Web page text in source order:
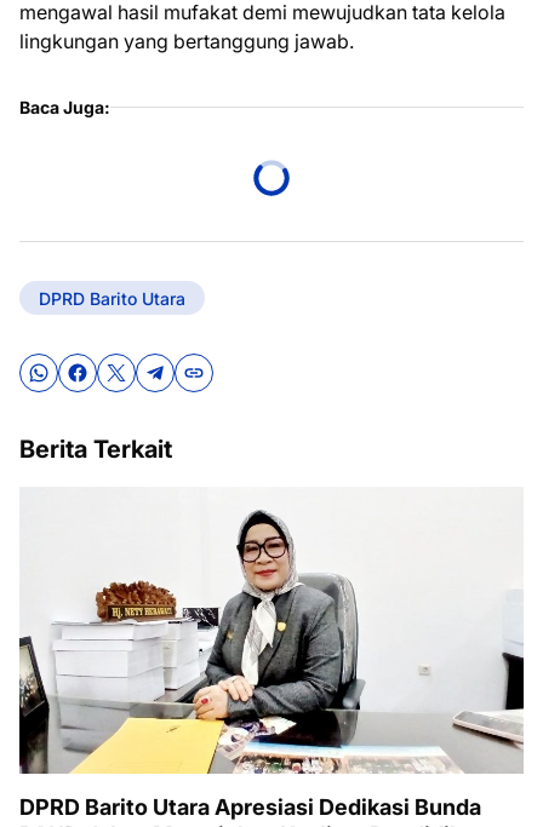
mengawal hasil mufakat demi mewujudkan tata kelola
lingkungan yang bertanggung jawab.
Baca Juga:
DPRD Barito Utara
Berita Terkait
DPRD Barito Utara Apresiasi Dedikasi Bunda